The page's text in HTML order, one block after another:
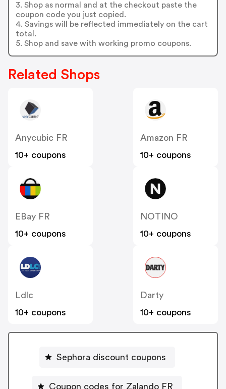
3. Shop as normal and at the checkout paste the
coupon code you just copied.
4. Savings will be reflected immediately on the cart
total.
5. Shop and save with working promo coupons.
Related Shops
Anycubic FR
10+ coupons
Amazon FR
10+ coupons
EBay FR
10+ coupons
NOTINO
10+ coupons
Ldlc
10+ coupons
Darty
10+ coupons
Sephora discount coupons
Coupon codes for Zalando FR